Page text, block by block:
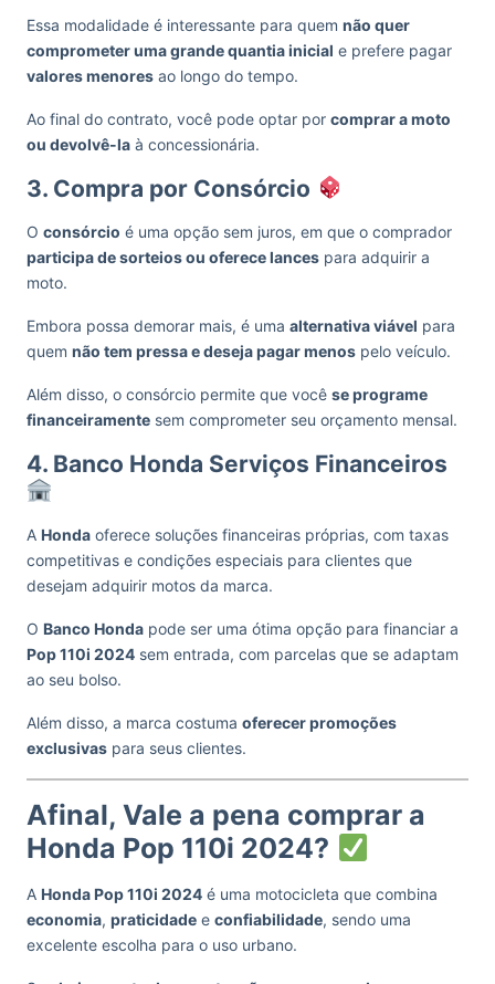
Essa modalidade é interessante para quem não quer
comprometer uma grande quantia inicial e prefere pagar
valores menores ao longo do tempo.
Ao final do contrato, você pode optar por comprar a moto
ou devolvê-la à concessionária.
3. Compra por Consórcio
O consórcio é uma opção sem juros, em que o comprador
participa de sorteios ou oferece lances para adquirir a
moto.
Embora possa demorar mais, é uma alternativa viável para
quem não tem pressa e deseja pagar menos pelo veículo.
Além disso, o consórcio permite que você se programe
financeiramente sem comprometer seu orçamento mensal.
4. Banco Honda Serviços Financeiros
A Honda oferece soluções financeiras próprias, com taxas
competitivas e condições especiais para clientes que
desejam adquirir motos da marca.
O Banco Honda pode ser uma ótima opção para financiar a
Pop 110i 2024 sem entrada, com parcelas que se adaptam
ao seu bolso.
Além disso, a marca costuma oferecer promoções
exclusivas para seus clientes.
Afinal, Vale a pena comprar a
Honda Pop 110i 2024?
A Honda Pop 110i 2024 é uma motocicleta que combina
economia, praticidade e confiabilidade, sendo uma
excelente escolha para o uso urbano.